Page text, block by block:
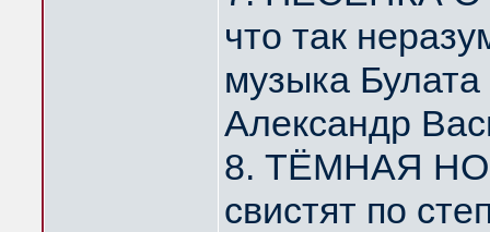
что так
музыка
Александр
8. ТЁМНАЯ
свистят по